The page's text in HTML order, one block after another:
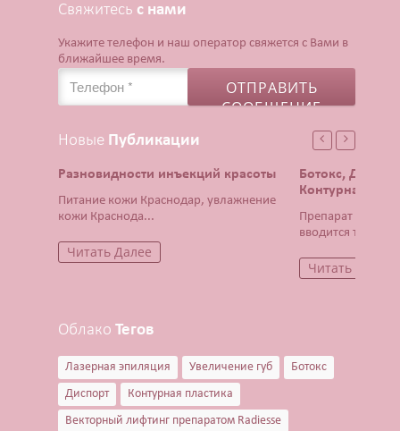
Свяжитесь с нами
Укажите телефон и наш оператор свяжется с Вами в
ближайшее время.
Новые Публикации
Разновидности инъекций красоты
Питание кожи Краснодар, увлажнение
кожи Краснода...
Читать Далее
Ботокс,
Контурная
Препарат Ботокс
вводится тонча...
Читать Далее
Облако Тегов
Лазерная эпиляция Увеличение губ
Ботокс
Диспорт
Контурная пластика
Векторный лифтинг препаратом Radiesse